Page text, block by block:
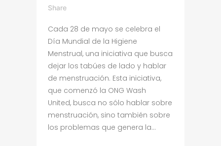
Share
Cada 28 de mayo se celebra el
Día Mundial de la Higiene
Menstrual, una iniciativa que busca
dejar los tabúes de lado y hablar
de menstruación. Esta iniciativa,
que comenzó la ONG Wash
United, busca no sólo hablar sobre
menstruación, sino también sobre
los problemas que genera la...